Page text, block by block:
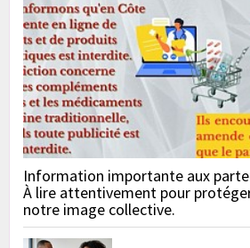
Information importante aux
À lire attentivement pour
notre image collective.